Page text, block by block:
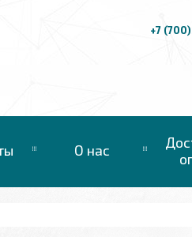
+7
О нас